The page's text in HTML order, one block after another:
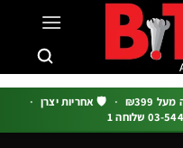
· 🛡️ אחריות יצרן ·